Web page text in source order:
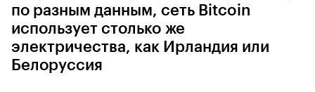
по разным данным, сеть Bitcoin
использует столько же
электричества, как Ирландия или
Белоруссия